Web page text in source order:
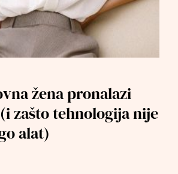
žena pronalazi
zašto tehnologija nije
alat)